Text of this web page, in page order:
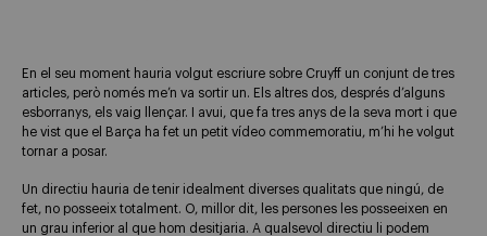
En el seu moment hauria volgut escriure sobre Cruyff un conjunt de tres
articles, però només me’n va sortir un. Els altres dos, després d’alguns
esborranys, els vaig llençar. I avui, que fa tres anys de la seva mort i que
he vist que el Barça ha fet un petit vídeo commemoratiu, m’hi he volgut
tornar a posar.
Un directiu hauria de tenir idealment diverses qualitats que ningú, de
fet, no posseeix totalment. O, millor dit, les persones les posseeixen en
un grau inferior al que hom desitjaria. A qualsevol directiu li podem